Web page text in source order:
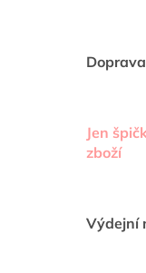
Jen
zboží
Výdejní